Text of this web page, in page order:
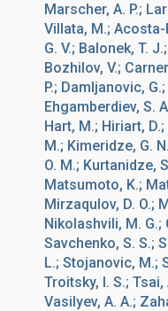
Marscher, A. P.;
Villata, M.; Acosta-
G. V.; Balonek, T.
Bozhilov, V.;
P.; Damljanovic,
Ehgamberdiev, S.
Hart, M.; Hiriart,
M.; Kimeridze, G.
O. M.; Kurtanidze,
Matsumoto, K.;
Mirzaqulov, D. O.;
Nikolashvili, M. G.;
Savchenko, S. S.;
L.; Stojanovic, M.;
Troitsky, I. S.; Tsai,
Vasilyev, A. A.;